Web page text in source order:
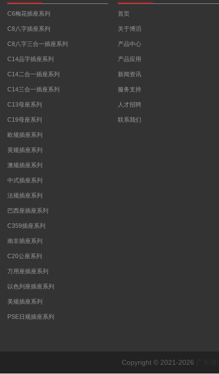
C6梅花插座系列
C8八字插座系列
C8八字三合一插座系列
C14品字插座系列
C14二合一插座系列
C14三合一插座系列
C13母座系列
C19母座系列
欧规插座系列
英规插座系列
澳规插座系列
中式插座系列
法规插座系列
巴西座插座系列
C359插座系列
南非插座系列
C20公座系列
万用座插座系列
以色列座插座系列
美规插座系列
PSE日规插座系列
首页
关于博滔
产品中心
产品应用
新闻资讯
服务支持
人才招聘
联系我们
Copyright © 2021-2026